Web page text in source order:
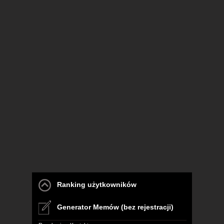
Ranking użytkowników
Generator Memów (bez rejestracji)